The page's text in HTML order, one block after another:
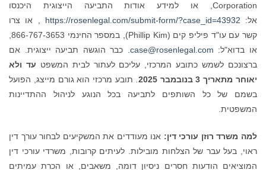
Corporation, או למידע אודות התביעה הייצוגית היכנסו
אל: https://rosenlegal.com/submit-form/?case_id=43932 , או צרו
קשר עם עו"ד פיליפ קים (Phillip Kim), במספר החינמי 866-767-3653,
או בדוא"ל: case@rosenlegal.com. כבר הוגשה תביעה ייצוגית. אם
ברצונכם לשמש כתובע המרכזי, עליכם לעתור לבית המשפט עד ולא
יאוחר מתאריך 3
בנובמבר 2025 . תובע מרכזי הוא גורם מייצג, הפועל
בשמם של כל השותפים לתביעה בכל הנוגע לניהול ההתדיינות
המשפטית.
למה משרד רוזן עורכי דין: אנו מעודדים את המשקיעים לבחור עורך דין
ראוי, בעל עבר של הצלחות מובילות. לעיתים קרובות, משרדי עורכי דין
המוציאים הודעות חסרים ניסיון דומה, משאבים, או הכרת עמיתים